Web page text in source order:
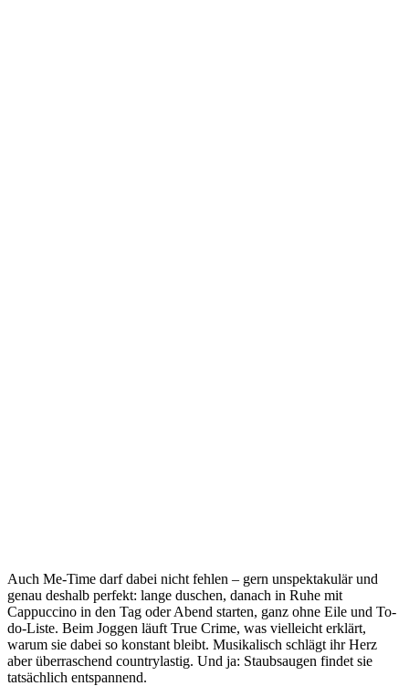
Auch Me-Time darf dabei nicht fehlen – gern unspektakulär und
genau deshalb perfekt: lange duschen, danach in Ruhe mit
Cappuccino in den Tag oder Abend starten, ganz ohne Eile und To-
do-Liste. Beim Joggen läuft True Crime, was vielleicht erklärt,
warum sie dabei so konstant bleibt. Musikalisch schlägt ihr Herz
aber überraschend countrylastig. Und ja: Staubsaugen findet sie
tatsächlich entspannend.